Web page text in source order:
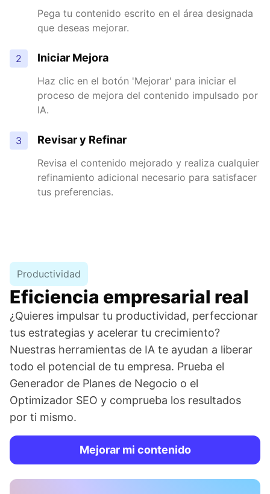
Pega tu contenido escrito en el área designada
que deseas mejorar.
2 Iniciar Mejora
Haz clic en el botón 'Mejorar' para iniciar el
proceso de mejora del contenido impulsado por
IA.
3 Revisar y Refinar
Revisa el contenido mejorado y realiza cualquier
refinamiento adicional necesario para satisfacer
tus preferencias.
Productividad
Eficiencia empresarial real
¿Quieres impulsar tu productividad, perfeccionar
tus estrategias y acelerar tu crecimiento?
Nuestras herramientas de IA te ayudan a liberar
todo el potencial de tu empresa. Prueba el
Generador de Planes de Negocio o el
Optimizador SEO y comprueba los resultados
por ti mismo.
Mejorar mi contenido